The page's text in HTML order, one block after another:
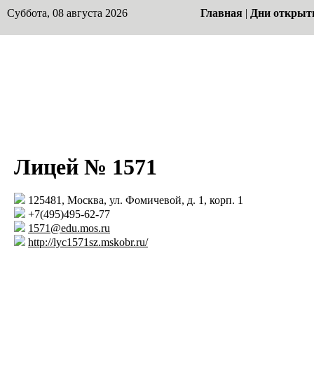
Суббота, 08 августа 2026 Главная | Дни
Лицей № 1571
125481, Москва, ул. Фомичевой, д. 1, корп. 1
+7(495)495-62-77
1571@edu.mos.ru
http://lyc1571sz.mskobr.ru/